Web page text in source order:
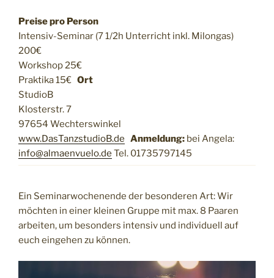
Preise pro Person
Intensiv-Seminar (7 1/2h Unterricht inkl. Milongas)
200€
Workshop 25€
Praktika 15€ Ort
StudioB
Klosterstr. 7
97654 Wechterswinkel
www.DasTanzstudioB.de Anmeldung: bei Angela:
info@almaenvuelo.de Tel. 01735797145
Ein Seminarwochenende der besonderen Art: Wir
möchten in einer kleinen Gruppe mit max. 8 Paaren
arbeiten, um besonders intensiv und individuell auf
euch eingehen zu können.